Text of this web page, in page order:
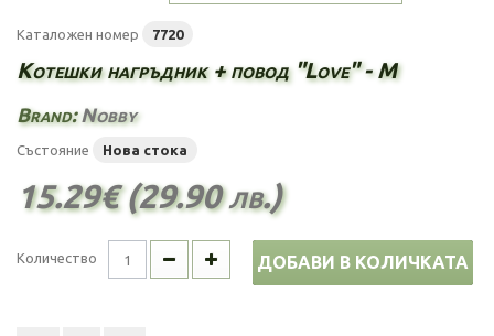
Каталожен номер 7720
Котешки нагръдник + повод "Love" - M
Brand:Nobby
Състояние Нова стока
15.29€ (29.90 лв.)
Количество ДОБАВИ В КОЛИЧКАТА